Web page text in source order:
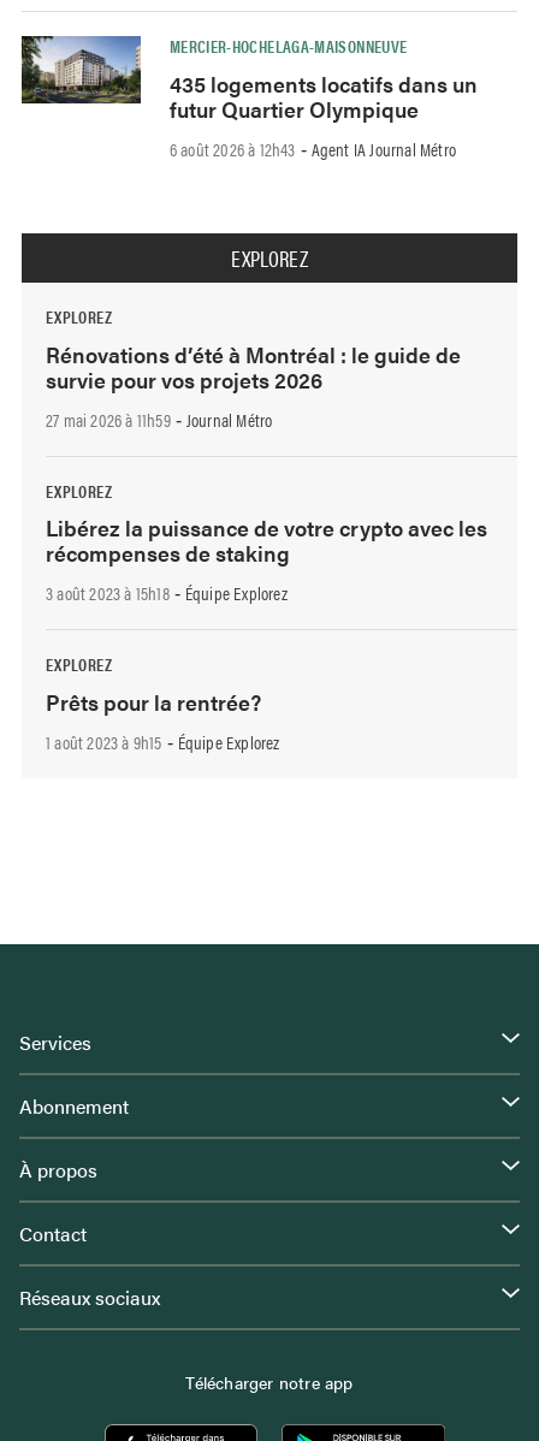
MERCIER-HOCHELAGA-MAISONNEUVE
435 logements locatifs dans un
futur Quartier Olympique
6 août 2026 à 12h43 - Agent IA Journal Métro
EXPLOREZ
EXPLOREZ
Rénovations d’été à Montréal : le guide de
survie pour vos projets 2026
27 mai 2026 à 11h59- Journal Métro
EXPLOREZ
Libérez la puissance de votre crypto avec les
récompenses de staking
3 août 2023 à 15h18- Équipe Explorez
EXPLOREZ
Prêts pour la rentrée?
1 août 2023 à 9h15 - Équipe Explorez
Services
Abonnement
À propos
Contact
Réseaux sociaux
Télécharger notre app